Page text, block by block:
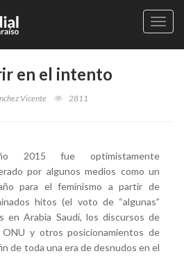
en el intento
Vicente 2811
2015 fue optimistamente
por algunos medios como un
para el feminismo a partir de
hitos (el voto de “algunas”
en Arabia Saudí, los discursos de
y otros posicionamientos de
de toda una era de desnudos en el